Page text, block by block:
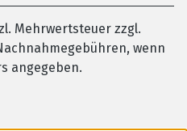
Mehrwertsteuer zzgl.
wenn
angegeben.